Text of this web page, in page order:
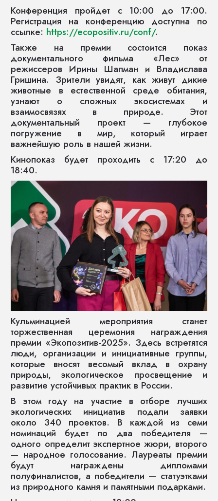
Конференция пройдет с 10:00 до 17:00.
Регистрация на конференцию доступна по
ссылке: https://ecopositiv.ru/conf/.
Также на премии состоится показ
документального фильма «Лес» от
режиссеров Ирины Шапман и Владислава
Гришина. Зрители увидят, как живут дикие
животные в естественной среде обитания,
узнают о сложных экосистемах и
взаимосвязях в природе. Этот
документальный проект — глубокое
погружение в мир, который играет
важнейшую роль в нашей жизни.
Кинопоказ будет проходить с 17:20 до
18:40.
Кульминацией мероприятия станет
торжественная церемония награждения
премии «Экопозитив-2025». Здесь встретятся
люди, организации и инициативные группы,
которые вносят весомый вклад в охрану
природы, экологическое просвещение и
развитие устойчивых практик в России.
В этом году на участие в отборе лучших
экологических инициатив подали заявки
около 340 проектов. В каждой из семи
номинаций будет по два победителя —
одного определит экспертное жюри, второго
— народное голосование. Лауреаты премии
будут награждены дипломами
полуфиналистов, а победители — статуэтками
из природного камня и памятными подарками.